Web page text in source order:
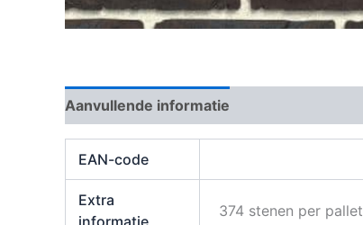
Aanvullende informatie
EAN-code
Extra
informatie
374 stenen per pallet